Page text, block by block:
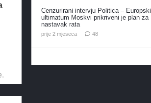
Cenzurirani intervju Politica – Europski
ultimatum Moskvi prikriveni je plan za
nastavak rata
prije 2 mjeseca 48komentara